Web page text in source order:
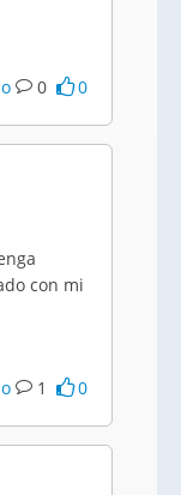
0 0
con mi
1 0